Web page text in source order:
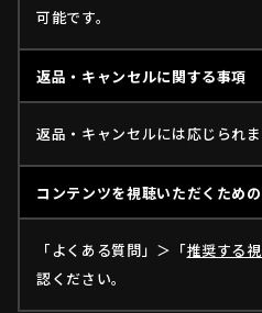
可能です。
返品・キャンセルに関する事項
返品・キャンセルには応じられま
コンテンツを視聴いただくため
「よくある質問」＞「推奨する
認ください。